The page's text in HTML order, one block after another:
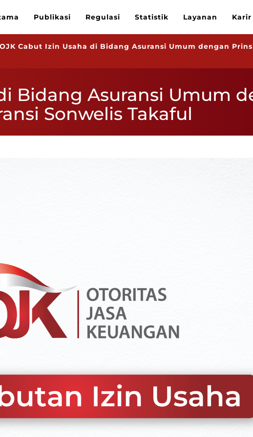
Publikasi Regulasi Statistik Layanan Karir
OJK Cabut Izin Usaha di Bidang Asuransi Umum dengan
Bidang Asuransi Umum
Sonwelis Takaful